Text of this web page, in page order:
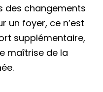
des changements
un foyer, ce n’est
supplémentaire,
maîtrise de la